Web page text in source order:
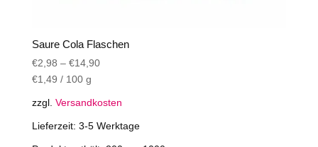
Saure Cola Flaschen
€2,98 – €14,90
€1,49 / 100 g
zzgl. Versandkosten
Lieferzeit: 3-5 Werktage